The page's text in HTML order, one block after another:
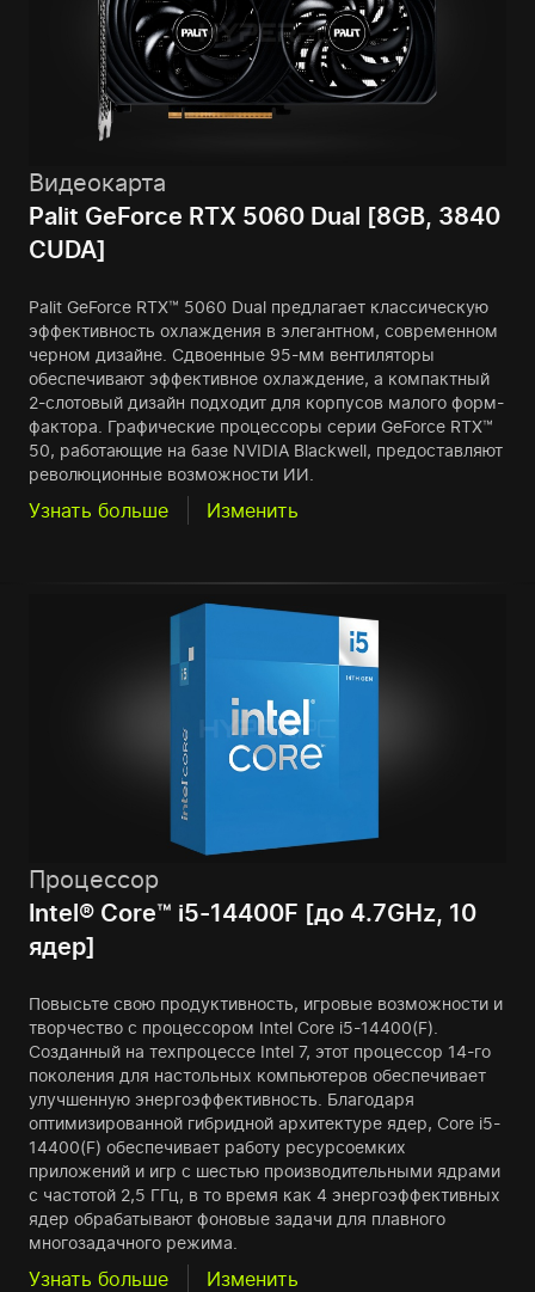
Видеокарта
Palit GeForce RTX 5060 Dual [8GB, 3840
CUDA]
Palit GeForce RTX™ 5060 Dual предлагает классическую
эффективность охлаждения в элегантном, современном
черном дизайне. Сдвоенные 95-мм вентиляторы
обеспечивают эффективное охлаждение, а компактный
2-слотовый дизайн подходит для корпусов малого форм-
фактора. Графические процессоры серии GeForce RTX™
50, работающие на базе NVIDIA Blackwell, предоставляют
революционные возможности ИИ.
Узнать больше Изменить
Процессор
Intel® Core™ i5-14400F [до 4.7GHz, 10
ядер]
Повысьте свою продуктивность, игровые возможности и
творчество с процессором Intel Core i5-14400(F).
Созданный на техпроцессе Intel 7, этот процессор 14-го
поколения для настольных компьютеров обеспечивает
улучшенную энергоэффективность. Благодаря
оптимизированной гибридной архитектуре ядер, Core i5-
14400(F) обеспечивает работу ресурсоемких
приложений и игр с шестью производительными ядрами
с частотой 2,5 ГГц, в то время как 4 энергоэффективных
ядер обрабатывают фоновые задачи для плавного
многозадачного режима.
Узнать больше Изменить